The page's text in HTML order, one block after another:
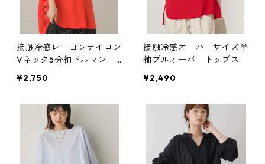
接触冷感レーヨンナイロン
Vネック5分袖ドルマン
¥2,750
接触冷感オーバーサイズ半
袖プルオーバ トップス
¥2,490